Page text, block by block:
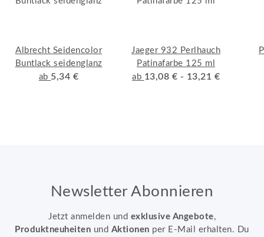
Albrecht Seidencolor
Buntlack seidenglanz
ab 5,34 €
Jaeger 932 Perlhauch
Patinafarbe 125 ml
ab 13,08 € - 13,21 €
Newsletter Abonnieren
Jetzt anmelden und exklusive Angebote,
Produktneuheiten und Aktionen per E-Mail erhalten. Du